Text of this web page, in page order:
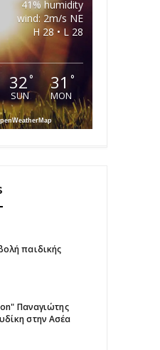
41% humidity
wind: 2m/s NE
H 28 • L 28
32°
SUN
31 °
MON
παιδικής
Παναγιώτης
στην Ασέα